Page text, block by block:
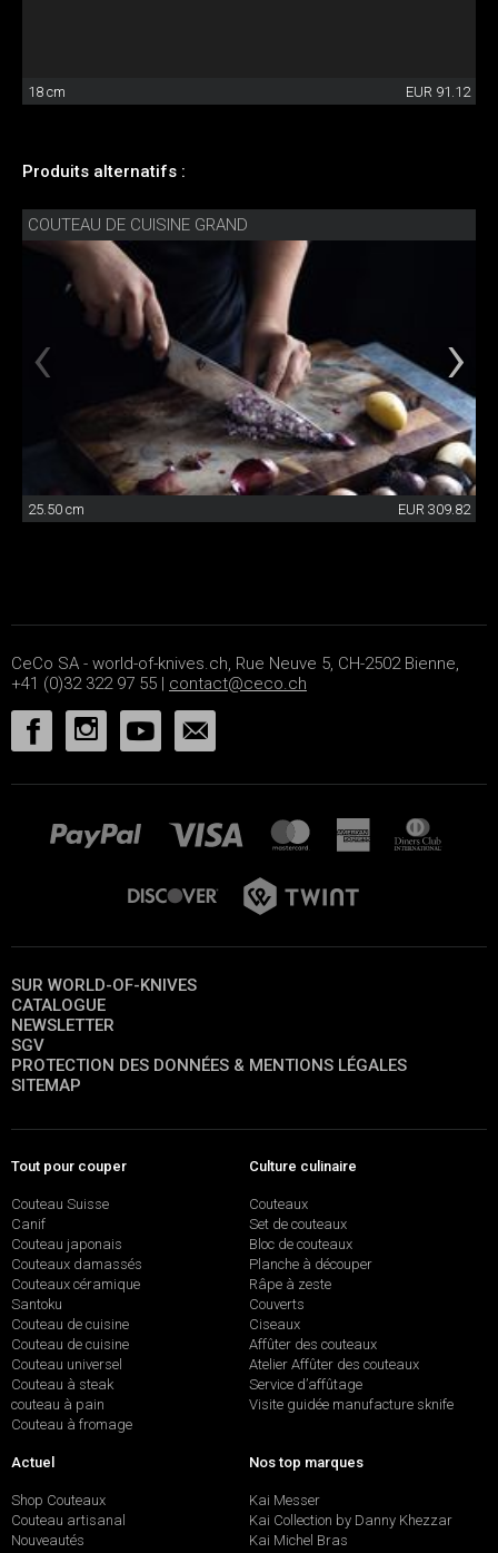
18 cm EUR 91.12
Produits alternatifs :
COUTEAU DE CUISINE GRAND
25.50 cm EUR 309.82
CeCo SA - world-of-knives.ch, Rue Neuve 5, CH-2502 Bienne,
+41 (0)32 322 97 55 | contact@ceco.ch
SUR WORLD-OF-KNIVES
CATALOGUE
NEWSLETTER
SGV
PROTECTION DES DONNÉES & MENTIONS LÉGALES
SITEMAP
Tout pour couper
Couteau Suisse
Canif
Couteau japonais
Couteaux damassés
Couteaux céramique
Santoku
Couteau de cuisine
Couteau de cuisine
Couteau universel
Couteau à steak
couteau à pain
Couteau à fromage
Culture culinaire
Couteaux
Set de couteaux
Bloc de couteaux
Planche à découper
Râpe à zeste
Couverts
Ciseaux
Affûter des couteaux
Atelier Affûter des couteaux
Service d’affûtage
Visite guidée manufacture sknife
Actuel
Shop Couteaux
Couteau artisanal
Nouveautés
Nos top marques
Kai Messer
Kai Collection by Danny Khezzar
Kai Michel Bras